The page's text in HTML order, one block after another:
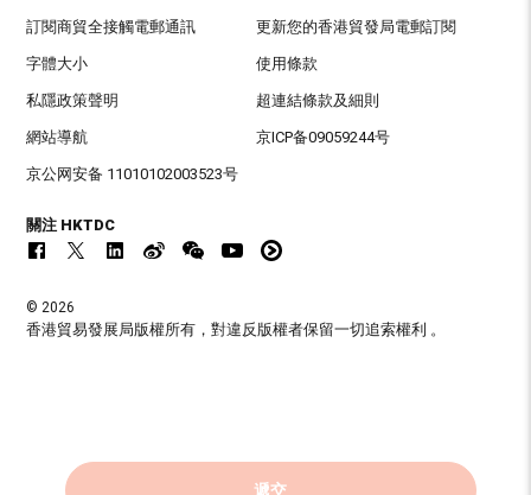
遞交
訂閱商貿全接觸電郵通訊 更新您的香港貿發局電郵訂閱
字體大小 使用條款
私隱政策聲明 超連結條款及細則
網站導航 京ICP备09059244号
京公网安备 11010102003523号
關注 HKTDC
© 2026
香港貿易發展局版權所有，對違反版權者保留一切追索權利 。